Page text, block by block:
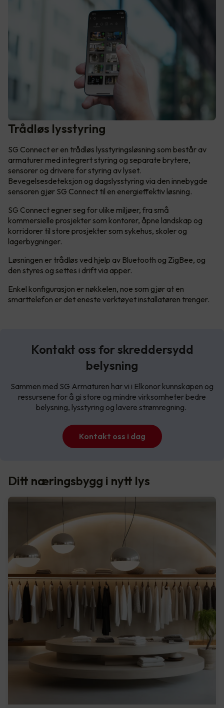
Trådløs lysstyring
SG Connect er en trådløs lysstyringsløsning som består av
armaturer med integrert styring og separate brytere,
sensorer og drivere for styring av lyset.
Bevegelsesdeteksjon og dagslysstyring via den innebygde
sensoren gjør SG Connect til en energieffektiv løsning.
SG Connect egner seg for ulike miljøer, fra små
kommersielle prosjekter som kontorer, åpne landskap og
korridorer til store prosjekter som sykehus, skoler og
lagerbygninger.
Løsningen er trådløs ved hjelp av Bluetooth og ZigBee, og
den styres og settes i drift via apper.
Enkel konfigurasjon er nøkkelen, noe som gjør at en
smarttelefon er det eneste verktøyet installatøren trenger.
Kontakt oss for skreddersydd
belysning
Sammen med SG Armaturen har vi i Elkonor kunnskapen og
ressursene for å gi store og mindre virksomheter bedre
belysning, lysstyring og lavere strømregning.
Kontakt oss i dag
Ditt næringsbygg i nytt lys